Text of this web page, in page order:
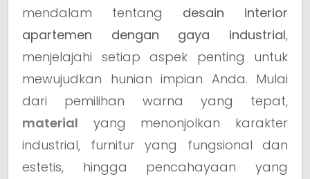
mendalam tentang desain interior
apartemen dengan gaya industrial,
menjelajahi setiap aspek penting untuk
mewujudkan hunian impian Anda. Mulai
dari pemilihan warna yang tepat,
material yang menonjolkan karakter
industrial, furnitur yang fungsional dan
estetis, hingga pencahayaan yang